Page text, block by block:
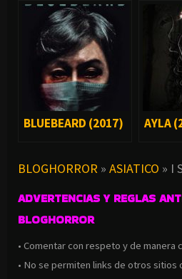
BLUEBEARD (2017) AYLA
BLOGHORROR » ASIATICO » I
ADVERTENCIAS Y REGLAS
BLOGHORROR
• Comentar con respeto y de manera
• No se permiten links de otros sitios